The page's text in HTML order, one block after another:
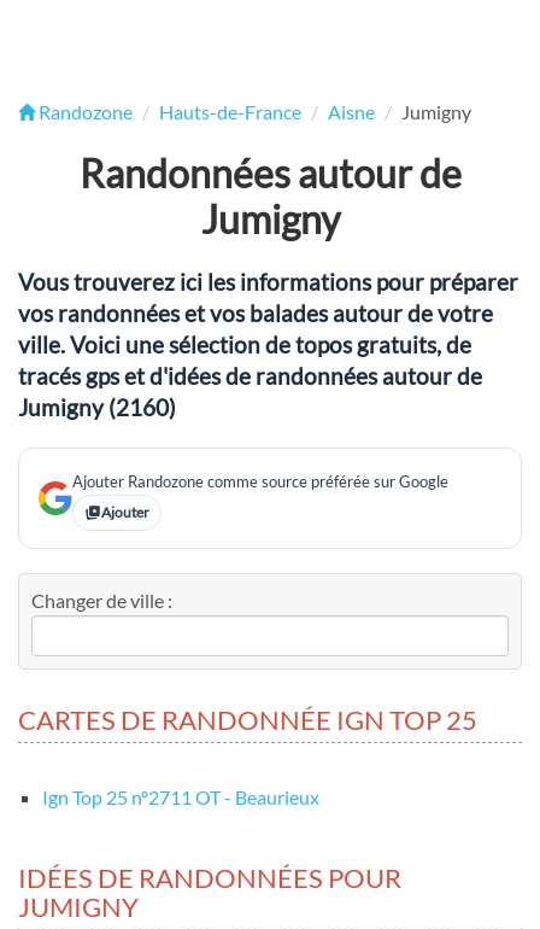
Randozone Hauts-de-France Aisne Jumigny
Randonnées autour de
Jumigny
Vous trouverez ici les informations pour préparer
vos randonnées et vos balades autour de votre
ville. Voici une sélection de topos gratuits, de
tracés gps et d'idées de randonnées autour de
Jumigny (2160)
Ajouter Randozone comme source préférée sur Google
Ajouter
Changer de ville :
CARTES DE RANDONNÉE IGN TOP 25
Ign Top 25 nº2711 OT - Beaurieux
IDÉES DE RANDONNÉES POUR
JUMIGNY